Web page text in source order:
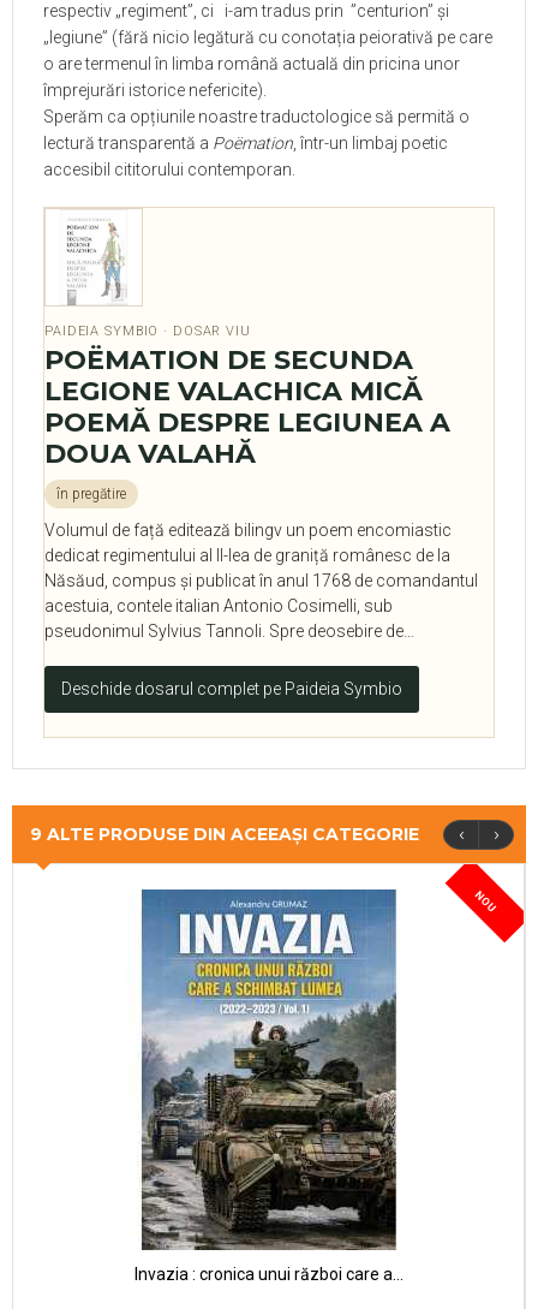
respectiv „regiment”, ci i-am tradus prin ”centurion” și
„legiune” (fără nicio legătură cu conotația peiorativă pe care
o are termenul în limba română actuală din pricina unor
împrejurări istorice nefericite).
Sperăm ca opțiunile noastre traductologice să permită o
lectură transparentă a Poëmation , într-un limbaj poetic
accesibil cititorului contemporan.
PAIDEIA SYMBIO · DOSAR VIU
POËMATION DE SECUNDA
LEGIONE VALACHICA MICĂ
POEMĂ DESPRE LEGIUNEA A
DOUA VALAHĂ
în pregătire
Volumul de față editează bilingv un poem encomiastic
dedicat regimentului al II-lea de graniță românesc de la
Năsăud, compus și publicat în anul 1768 de comandantul
acestuia, contele italian Antonio Cosimelli, sub
pseudonimul Sylvius Tannoli. Spre deosebire de…
Deschide dosarul complet pe Paideia Symbio
9 ALTE PRODUSE DIN ACEEAȘI CATEGORIE ‹ ›
NOU
Invazia : cronica unui război care a...